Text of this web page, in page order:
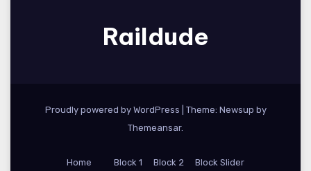
Raildude
Proudly powered by WordPress
Theme: Newsup by
Themeansar.
Home Block 1 Block 2 Block Slider